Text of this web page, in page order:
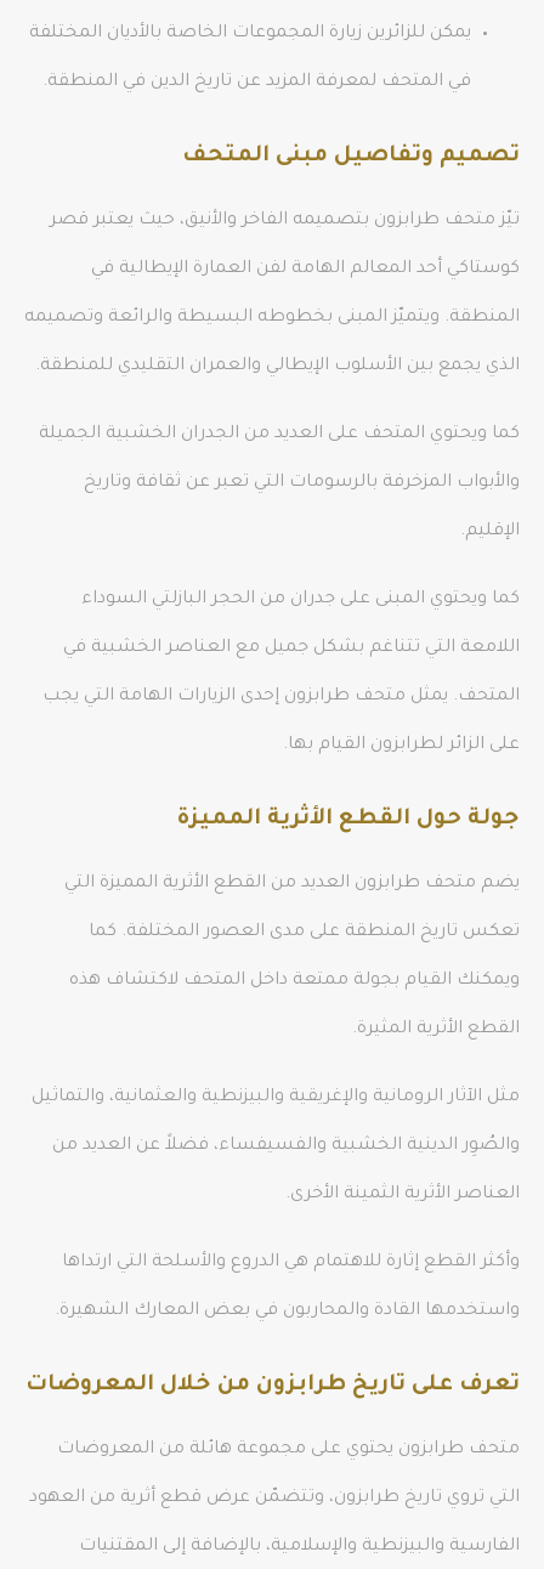
يمكن للزائرين زيارة المجموعات الخاصة بالأديان المختلفة
في المتحف لمعرفة المزيد عن تاريخ الدين في المنطقة.
تصميم وتفاصيل مبنى المتحف
تيّز متحف طرابزون بتصميمه الفاخر والأنيق، حيث يعتبر قصر
كوستاكي أحد المعالم الهامة لفن العمارة الإيطالية في
المنطقة. ويتميّز المبنى بخطوطه البسيطة والرائعة وتصميمه
الذي يجمع بين الأسلوب الإيطالي والعمران التقليدي للمنطقة.
كما ويحتوي المتحف على العديد من الجدران الخشبية الجميلة
والأبواب المزخرفة بالرسومات التي تعبر عن ثقافة وتاريخ
الإقليم.
كما ويحتوي المبنى على جدران من الحجر البازلتي السوداء
اللامعة التي تتناغم بشكل جميل مع العناصر الخشبية في
المتحف. يمثل متحف طرابزون إحدى الزيارات الهامة التي يجب
على الزائر لطرابزون القيام بها.
جولة حول القطع الأثرية المميزة
يضم متحف طرابزون العديد من القطع الأثرية المميزة التي
تعكس تاريخ المنطقة على مدى العصور المختلفة. كما
ويمكنك القيام بجولة ممتعة داخل المتحف لاكتشاف هذه
القطع الأثرية المثيرة.
مثل الآثار الرومانية والإغريقية والبيزنطية والعثمانية، والتماثيل
والصُوِر الدينية الخشبية والفسيفساء، فضلاً عن العديد من
العناصر الأثرية الثمينة الأخرى.
وأكثر القطع إثارة للاهتمام هي الدروع والأسلحة التي ارتداها
واستخدمها القادة والمحاربون في بعض المعارك الشهيرة.
تعرف على تاريخ طرابزون من خلال المعروضات
متحف طرابزون يحتوي على مجموعة هائلة من المعروضات
التي تروي تاريخ طرابزون، وتتضمّن عرض قطع أثرية من العهود
الفارسية والبيزنطية والإسلامية، بالإضافة إلى المقتنيات